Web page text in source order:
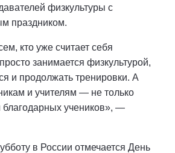
физкультуры с
праздником.
кто уже считает себя
занимается физкультурой,
и продолжать тренировки. А
и учителям — не только
благодарных учеников», —
в России отмечается День